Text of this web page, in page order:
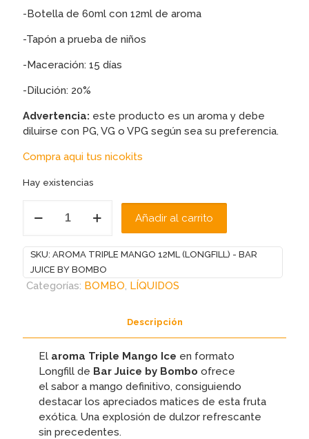
-Botella de 60ml con 12ml de aroma
-Tapón a prueba de niños
-Maceración: 15 días
-Dilución: 20%
Advertencia: este producto es un aroma y debe
diluirse con PG, VG o VPG según sea su preferencia.
Compra aqui tus nicokits
Hay existencias
TRIPLE
12ML
(LONGFILL)
cantidad
Añadir al carrito
SKU: AROMA TRIPLE MANGO 12ML (LONGFILL) - BAR
JUICE BY BOMBO
Categorías: BOMBO, LÍQUIDOS
Descripción
El aroma Triple Mango Ice en formato
Longfill de Bar Juice by Bombo ofrece
el sabor a mango definitivo, consiguiendo
destacar los apreciados matices de esta fruta
exótica. Una explosión de dulzor refrescante
sin precedentes.